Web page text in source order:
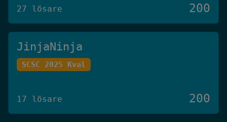
27 lösare 200
JinjaNinja
SCSC 2025 Kval
17 lösare 200